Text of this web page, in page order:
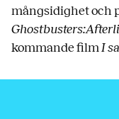
mångsidighet och
Ghostbusters
kommande filmI